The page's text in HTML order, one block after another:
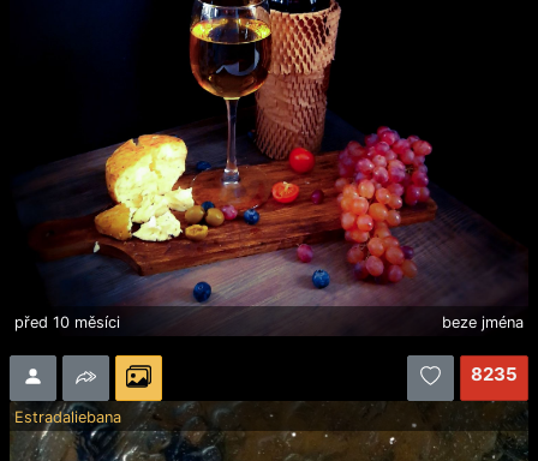
před 10 měsíci beze jména
8235
Estradaliebana